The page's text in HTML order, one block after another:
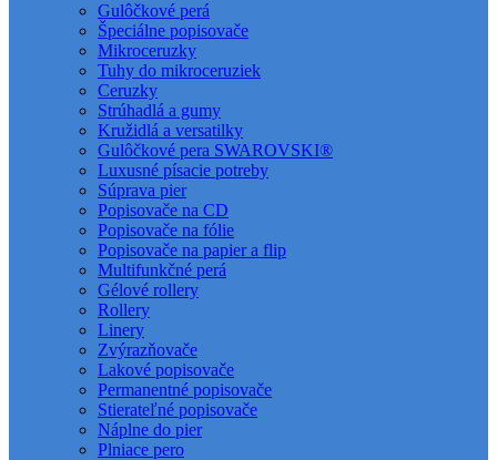
Gulôčkové perá
Špeciálne popisovače
Mikroceruzky
Tuhy do mikroceruziek
Ceruzky
Strúhadlá a gumy
Kružidlá a versatilky
Gulôčkové pera SWAROVSKI®
Luxusné písacie potreby
Súprava pier
Popisovače na CD
Popisovače na fólie
Popisovače na papier a flip
Multifunkčné perá
Gélové rollery
Rollery
Linery
Zvýrazňovače
Lakové popisovače
Permanentné popisovače
Stierateľné popisovače
Náplne do pier
Plniace pero